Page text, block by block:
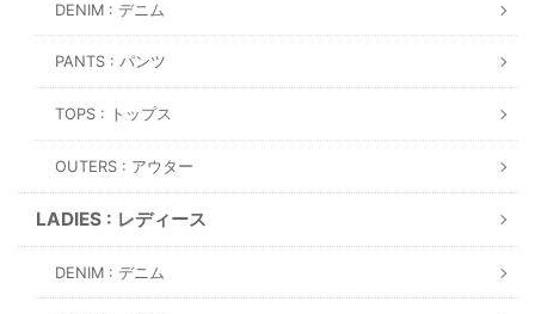
DENIM : デニム
PANTS : パンツ
TOPS : トップス
OUTERS : アウター
LADIES : レディース
DENIM : デニム